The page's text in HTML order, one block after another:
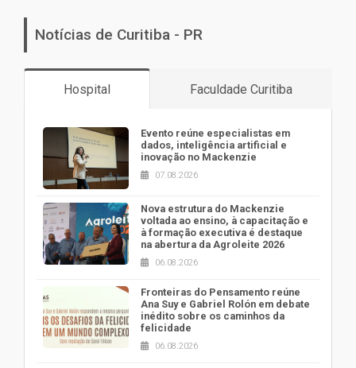
Notícias de Curitiba - PR
Hospital Faculdade Curitiba
Evento reúne especialistas em
dados, inteligência artificial e
inovação no Mackenzie
07.08.2026
Nova estrutura do Mackenzie
voltada ao ensino, à capacitação e
à formação executiva é destaque
na abertura da Agroleite 2026
06.08.2026
Fronteiras do Pensamento reúne
Ana Suy e Gabriel Rolón em debate
inédito sobre os caminhos da
felicidade
06.08.2026